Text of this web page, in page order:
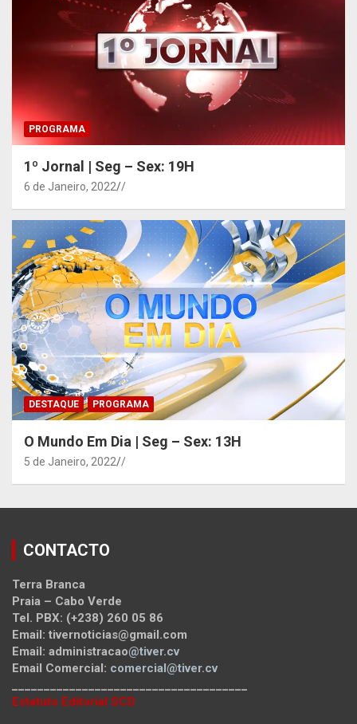
PROGRAMA
1º Jornal | Seg – Sex: 19H
6 de Janeiro, 2022 /
DESTAQUE PROGRAMA
O Mundo Em Dia | Seg – Sex: 13H
5 de Janeiro, 2022 /
CONTACTO
Terra Branca
Praia – Cabo Verde
Tel. PBX: (+238) 260 05 86
Email: tivernoticias@gmail.com
Email: administracao@tiver.cv
Email Comercial: comercial@tiver.cv
Estatuto Editorial SCD